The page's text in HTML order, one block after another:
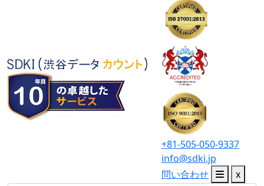
+81-505-050-9337
info@sdki.jp
問い合わせ
x